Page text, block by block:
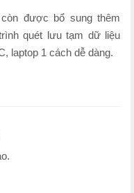
được bổ sung thêm
quét lưu tạm dữ liệu
laptop 1 cách dễ dàng.